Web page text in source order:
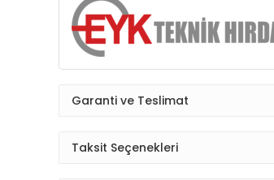
Garanti ve Teslimat
Taksit Seçenekleri